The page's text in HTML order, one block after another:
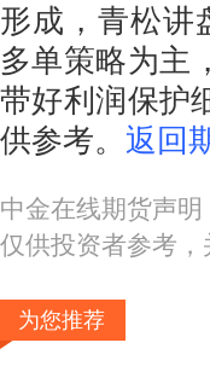
形成，青松讲
多单策略为主
带好利润保护
供参考。 返回
中金在线期货声
仅供投资者参考
为您推荐